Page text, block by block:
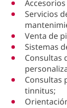
Servicios
Venta de
Sistemas
Consultas
Consultas
tinnitus;